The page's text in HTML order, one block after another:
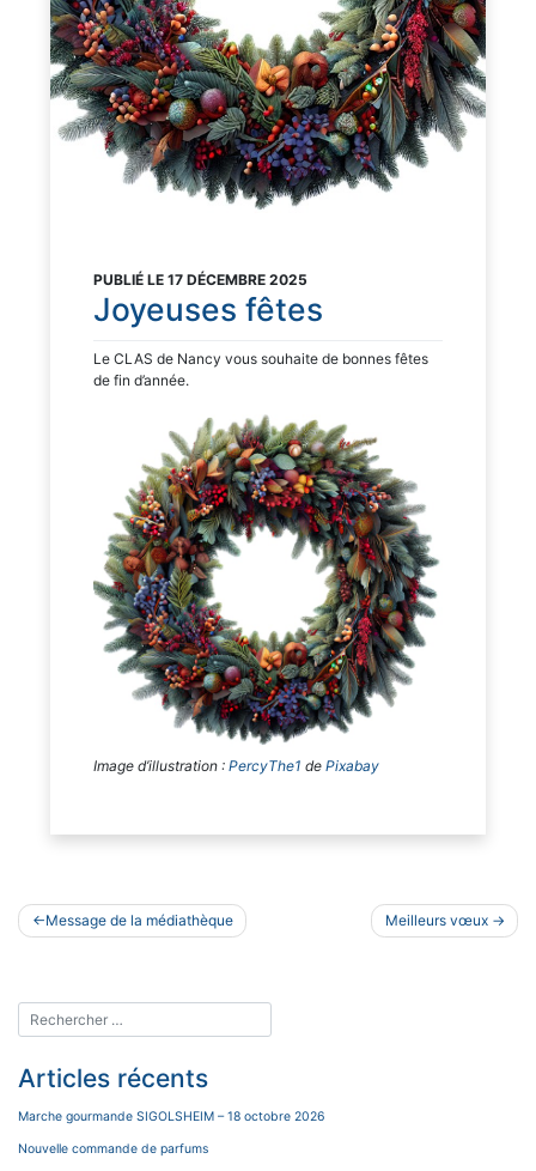
PUBLIÉ LE 17 DÉCEMBRE 2025
Joyeuses fêtes
Le CLAS de Nancy vous souhaite de bonnes fêtes
de fin d’année.
Image d’illustration : PercyThe1 de Pixabay
Navigation
de
Message de la médiathèque Meilleurs vœux
Articles récents
Marche gourmande SIGOLSHEIM – 18 octobre 2026
Nouvelle commande de parfums